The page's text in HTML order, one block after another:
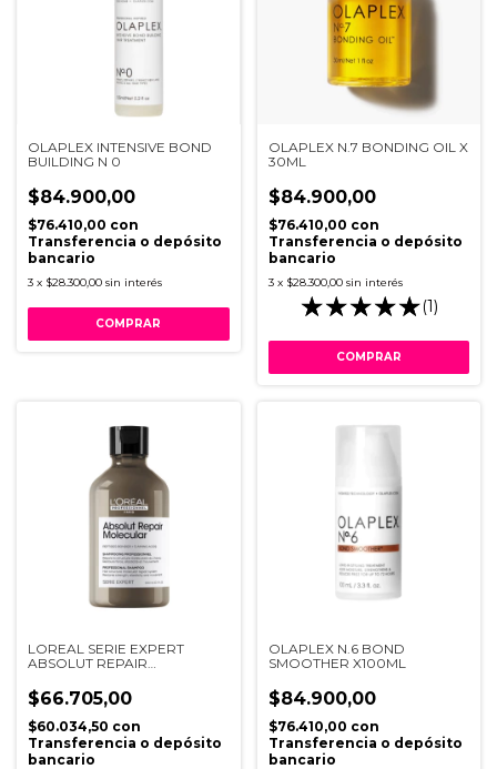
OLAPLEX INTENSIVE BOND
BUILDING N 0
$84.900,00
$76.410,00 con
Transferencia o depósito
bancario
3 x $28.300,00 sin interés
OLAPLEX N.7 BONDING OIL X
30ML
$84.900,00
$76.410,00 con
Transferencia o depósito
bancario
3 x $28.300,00 sin interés
(1)
LOREAL SERIE EXPERT
ABSOLUT REPAIR
300ML V034
$66.705,00
$60.034,50 con
Transferencia o depósito
bancario
OLAPLEX N.6 BOND
SMOOTHER X100ML
$84.900,00
$76.410,00 con
Transferencia o depósito
bancario